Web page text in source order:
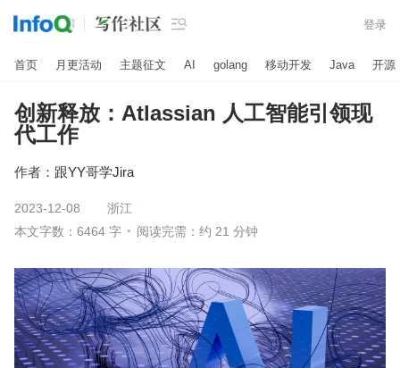
 登录
首页 月更活动 主题征文 AI golang 移动开发 Java 开源
创新释放：Atlassian 人工智能引领现
代工作
作者： 跟YY哥学Jira
2023-12-08
浙江
本文字数：6464 字
阅读完需：约 21 分钟